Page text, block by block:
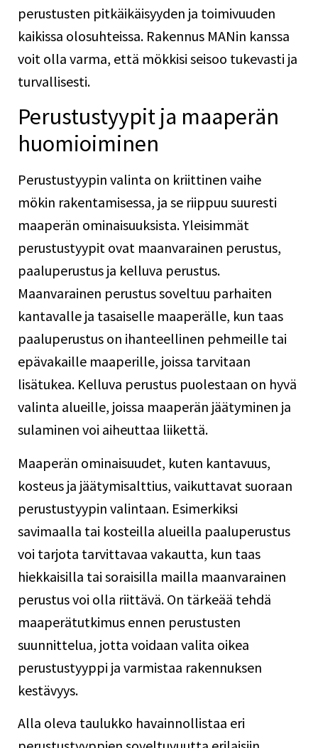
perustusten pitkäikäisyyden ja toimivuuden
kaikissa olosuhteissa. Rakennus MANin kanssa
voit olla varma, että mökkisi seisoo tukevasti ja
turvallisesti.
Perustustyypit ja maaperän
huomioiminen
Perustustyypin valinta on kriittinen vaihe
mökin rakentamisessa, ja se riippuu suuresti
maaperän ominaisuuksista. Yleisimmät
perustustyypit ovat maanvarainen perustus,
paaluperustus ja kelluva perustus.
Maanvarainen perustus soveltuu parhaiten
kantavalle ja tasaiselle maaperälle, kun taas
paaluperustus on ihanteellinen pehmeille tai
epävakaille maaperille, joissa tarvitaan
lisätukea. Kelluva perustus puolestaan on hyvä
valinta alueille, joissa maaperän jäätyminen ja
sulaminen voi aiheuttaa liikettä.
Maaperän ominaisuudet, kuten kantavuus,
kosteus ja jäätymisalttius, vaikuttavat suoraan
perustustyypin valintaan. Esimerkiksi
savimaalla tai kosteilla alueilla paaluperustus
voi tarjota tarvittavaa vakautta, kun taas
hiekkaisilla tai soraisilla mailla maanvarainen
perustus voi olla riittävä. On tärkeää tehdä
maaperätutkimus ennen perustusten
suunnittelua, jotta voidaan valita oikea
perustustyyppi ja varmistaa rakennuksen
kestävyys.
Alla oleva taulukko havainnollistaa eri